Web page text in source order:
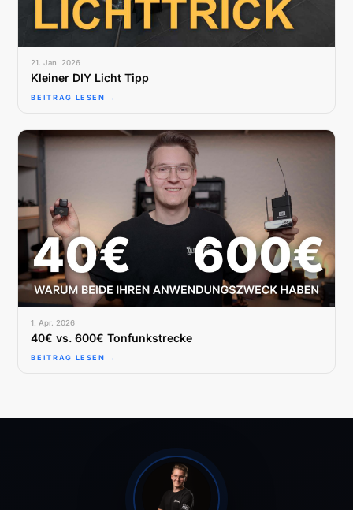
21. Jan. 2026
Kleiner DIY Licht Tipp
BEITRAG LESEN →
1. Apr. 2026
40€ vs. 600€ Tonfunkstrecke
BEITRAG LESEN →